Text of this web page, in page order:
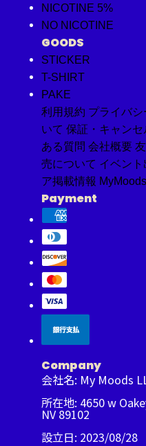
NICOTINE 5%
NO NICOTINE
GOODS
STICKER
T-SHIRT
PAKE
利用規約 プライバ
いて 保証・キャン
ある質問 会社概要
売について イベン
ア掲載情報
Payment
Company
会社名: My Moods
所在地: 4650 w
NV 89102
設立日: 2023/08/28